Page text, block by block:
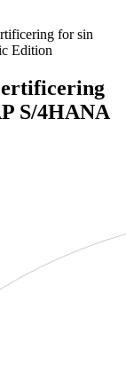
for sin
Edition
S/4HANA